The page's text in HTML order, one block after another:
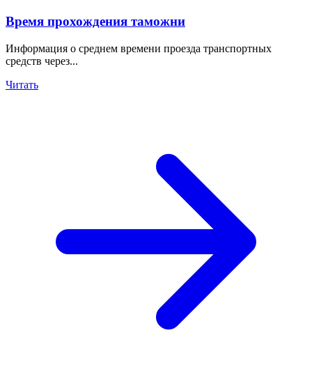
Время прохождения таможни
Информация о среднем времени проезда транспортных
средств через...
Читать